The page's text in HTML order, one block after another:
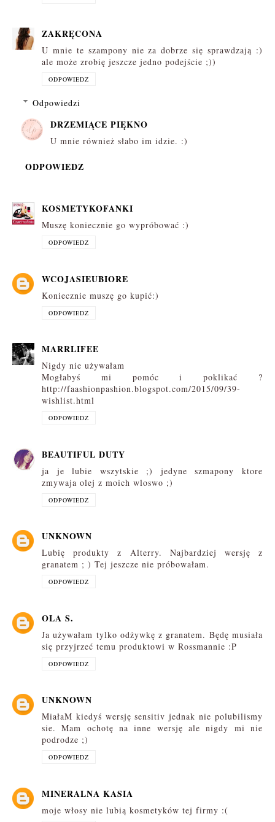
ZAKRĘCONA
U mnie te szampony nie za dobrze się sprawdzają :)
ale może zrobię jeszcze jedno podejście ;))
ODPOWIEDZ
Odpowiedzi
DRZEMIĄCE PIĘKNO
U mnie również słabo im idzie. :)
ODPOWIEDZ
KOSMETYKOFANKI
Muszę koniecznie go wypróbować :)
ODPOWIEDZ
WCOJASIEUBIORE
Koniecznie muszę go kupić:)
ODPOWIEDZ
MARRLIFEE
Nigdy nie używałam
Mogłabyś mi pomóc i poklikać ?
http://faashionpashion.blogspot.com/2015/09/39-
wishlist.html
ODPOWIEDZ
BEAUTIFUL DUTY
ja je lubie wszytskie ;) jedyne szmapony ktore
zmywaja olej z moich wloswo ;)
ODPOWIEDZ
UNKNOWN
Lubię produkty z Alterry. Najbardziej wersję z
granatem ; ) Tej jeszcze nie próbowałam.
ODPOWIEDZ
OLA S.
Ja używałam tylko odżywkę z granatem. Będę musiała
się przyjrzeć temu produktowi w Rossmannie :P
ODPOWIEDZ
UNKNOWN
MiałaM kiedyś wersję sensitiv jednak nie polubilismy
sie. Mam ochotę na inne wersję ale nigdy mi nie
podrodze ;)
ODPOWIEDZ
MINERALNA KASIA
moje włosy nie lubią kosmetyków tej firmy :(